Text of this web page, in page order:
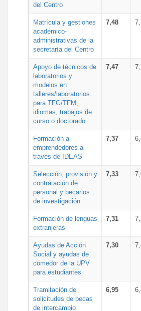
del Centro
Matrícula y gestiones
académico-
administrativas de la
secretaría del Centro
7,48
Apoyo de técnicos de
laboratorios y
modelos en
talleres/laboratorios
para TFG/TFM,
idiomas, trabajos de
curso o doctorado
7,47
Formación a
emprendedores a
través de IDEAS
7,37
Selección, provisión y
contratación de
personal y becarios
de investigación
7,33
Formación de lenguas
extranjeras
7,31
Ayudas de Acción
Social y ayudas de
comedor de la UPV
para estudiantes
7,30
Tramitación de
solicitudes de becas
de intercambio
6,95